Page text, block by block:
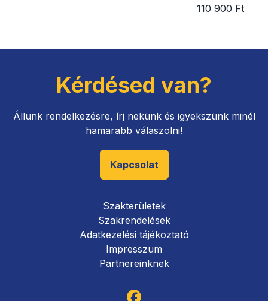
110 900 Ft
Kérdésed van?
Állunk rendelkezésre, írj nekünk és igyekszünk minél
hamarabb válaszolni!
Kapcsolat
Szakterületek
Szakrendelések
Adatkezelési tájékoztató
Impresszum
Partnereinknek